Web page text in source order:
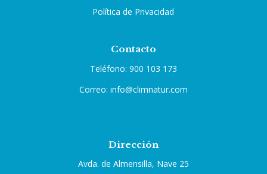
Política de Privacidad
Contacto
Teléfono: 900 103 173
Correo: info@climnatur.com
Dirección
Avda. de Almensilla, Nave 25